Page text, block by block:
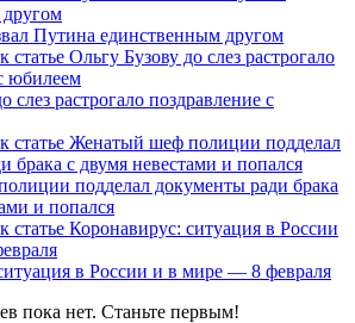
Путина единственным другом
слез растрогало поздравление с
подделал документы ради брака
и попался
в России и в мире — 8 февраля
пока нет. Станьте первым!